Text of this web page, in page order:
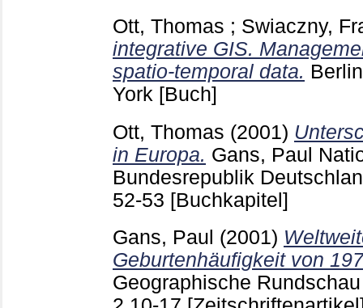
Ott, Thomas ; Swiaczny,
integrative GIS.
spatio-temporal data.
York [Buch]
Ott, Thomas (2001)
in Europa. Gans, Paul
Bundesrepublik
52-53 [Buchkapitel]
Gans, Paul (2001)
Geburtenhäufigkeit von
Geographische